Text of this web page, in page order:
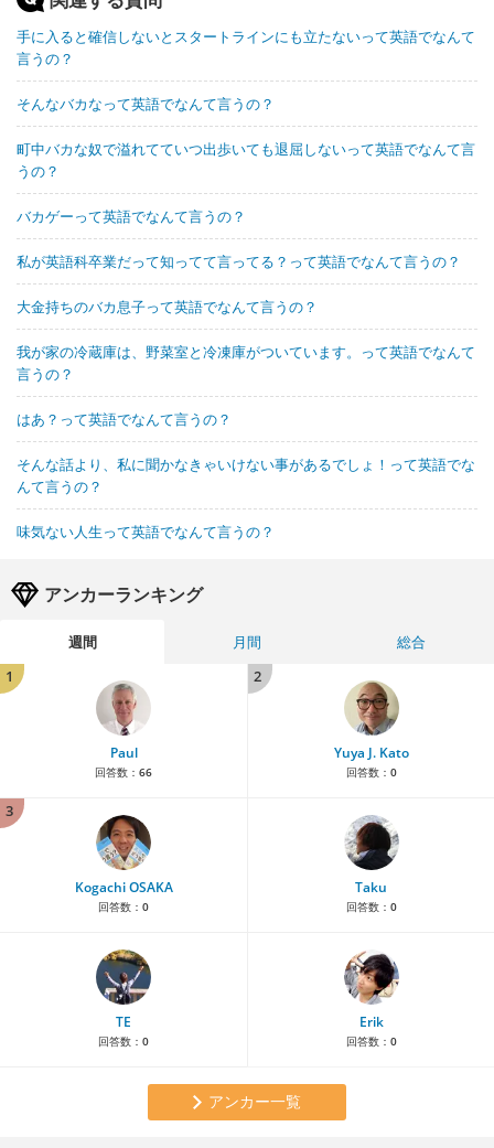
手に入ると確信しないとスタートラインにも立たないって英語でなんて
言うの？
そんなバカなって英語でなんて言うの？
町中バカな奴で溢れてていつ出歩いても退屈しないって英語でなんて言
うの？
バカゲーって英語でなんて言うの？
私が英語科卒業だって知ってて言ってる？って英語でなんて言うの？
大金持ちのバカ息子って英語でなんて言うの？
我が家の冷蔵庫は、野菜室と冷凍庫がついています。って英語でなんて
言うの？
はあ？って英語でなんて言うの？
そんな話より、私に聞かなきゃいけない事があるでしょ！って英語でな
んて言うの？
味気ない人生って英語でなんて言うの？
アンカーランキング
週間 月間
総合
1
Paul
回答数： 66
2
Yuya J. Kato
回答数： 0
3
Kogachi OSAKA
回答数： 0
Taku
回答数： 0
TE
回答数： 0
Erik
回答数： 0
アンカー一覧